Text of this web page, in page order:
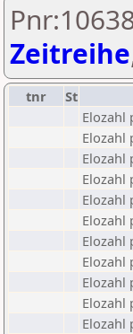
Zeitreihe
tnr St
Elozahl
Elozahl
Elozahl
Elozahl
Elozahl
Elozahl
Elozahl
Elozahl
Elozahl
Elozahl
Elozahl